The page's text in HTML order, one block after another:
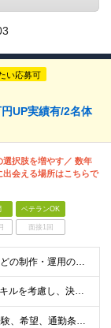
い応募可
UP実績有/2名体
選択肢を増やす／ 数年
出会える場所はこちらで
ベテランOK
面接1回
■Webサイト、EC、アプリなどの制作・運用のディレクションに関わった実務経験をお持ちの方（目安1年以上） ◆HTML、CSS、JavaScriptに関する基礎知識 ■学歴不問 Webディレクターの
月給370,400円〜 ※経験やスキルを考慮し、決定いたします ※上記金額には固定残業代（30時間分/70,400円～）を含みます。超過分は別途全額支給いたします ※試用期間6カ月あり（期間中の給与・
◆リモート案件率89.2% ※経験、希望、通勤条件、案件状況を踏まえて配属先を決定します ※転居を伴う転勤はありません 一都三県のクライアント先＋在宅勤務（案件により異なります） 【本社】東京都千代